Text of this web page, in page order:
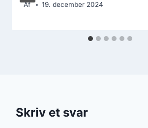
Af 19. december 2024
Skriv et svar